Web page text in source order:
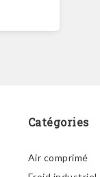
Catégories
Air comprimé